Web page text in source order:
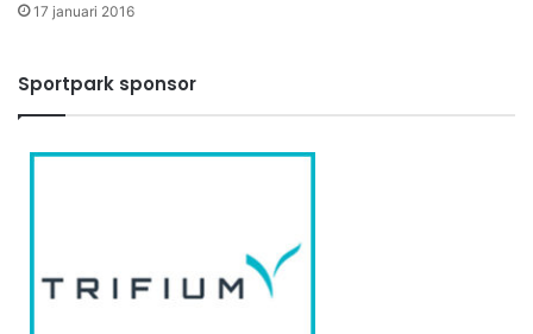
17 januari 2016
Sportpark sponsor